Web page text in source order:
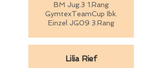
BM Jug.3 1.Rang
GymtexTeamCup Ibk.
Einzel JG09 3.Rang
Lilia Rief